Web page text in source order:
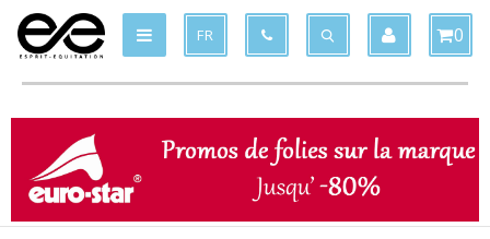
FR 0
Produit ajouté au panier x
Produit supprimé du panier x